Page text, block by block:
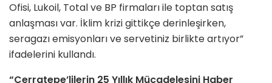
Ofisi, Lukoil, Total ve BP firmaları ile toptan satış
anlaşması var. İklim krizi gittikçe derinleşirken,
seragazı emisyonları ve servetiniz birlikte artıyor”
ifadelerini kullandı.
“Cerratepe’lilerin 25 Yıllık Mücadelesini Haber